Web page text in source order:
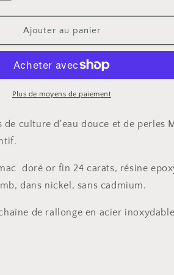
Ajouter au panier
Plus de moyens de paiement
de culture d'eau douce et de perles
doré or fin 24 carats, résine
dans nickel, sans cadmium.
de rallonge en acier